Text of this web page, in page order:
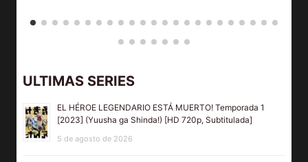
ULTIMAS SERIES
EL HÉROE LEGENDARIO ESTÁ MUERTO! Temporada 1
[2023] (Yuusha ga Shinda!) [HD 720p, Subtitulada]
5 de agosto de 2026